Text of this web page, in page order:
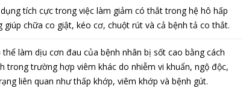
tích cực trong việc làm giảm có thắt trong hệ hô hấp
chữa co giật, kéo cơ, chuột rút và cả bệnh tả co thắt.
làm dịu cơn đau của bệnh nhân bị sốt cao bằng cách
trường hợp viêm khác do nhiễm vi khuẩn, ngộ độc,
liên quan như thấp khớp, viêm khớp và bệnh gút.